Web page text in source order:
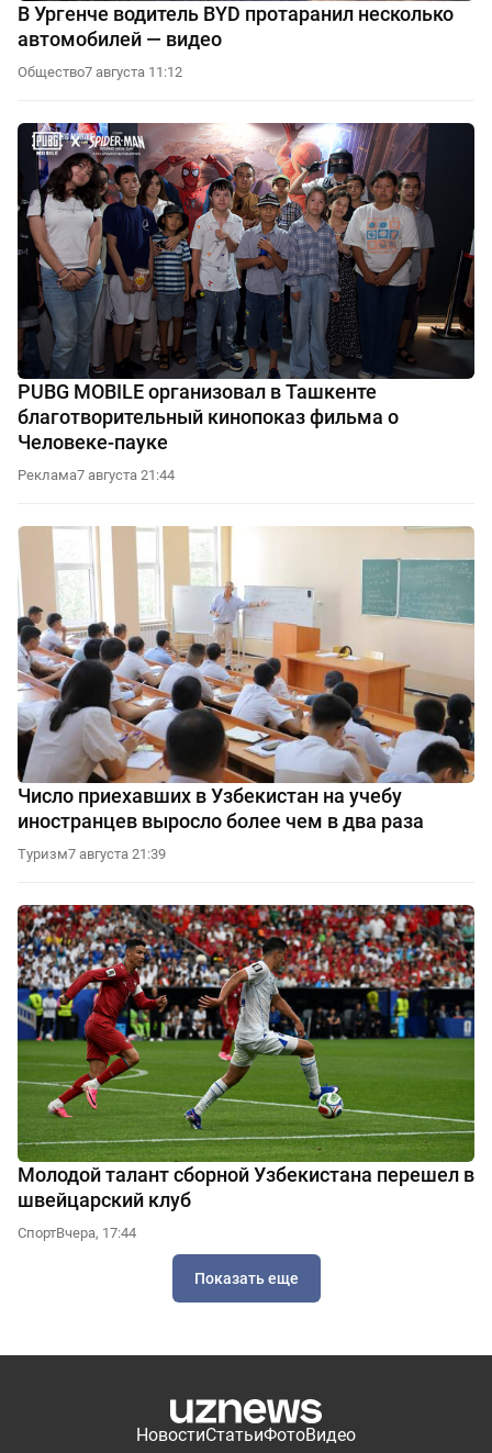
В Ургенче водитель BYD протаранил несколько
автомобилей — видео
Общество7 августа 11:12
PUBG MOBILE организовал в Ташкенте
благотворительный кинопоказ фильма о
Человеке-пауке
Реклама7 августа 21:44
Число приехавших в Узбекистан на учебу
иностранцев выросло более чем в два раза
Туризм7 августа 21:39
Молодой талант сборной Узбекистана перешел в
швейцарский клуб
СпортВчера, 17:44
Показать еще
НовостиСтатьиФотоВидео